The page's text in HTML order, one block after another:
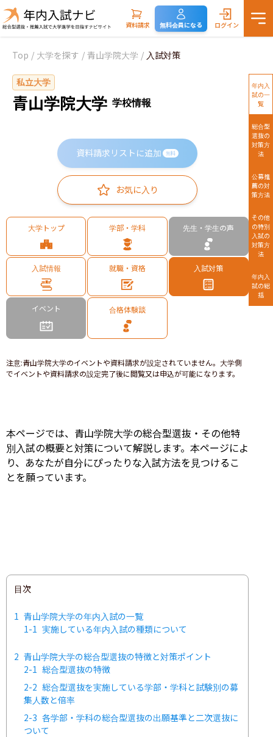
資料請求 無料会員になる ログイン
Top / 大学を探す / 青山学院大学 / 入試対策
私立大学
青山学院大学 学校情報
資料請求リストに追加 無料
お気に入り
大学トップ 学部・学科 先生・学生の声
入試情報 就職・資格 入試対策
イベント 合格体験談
注意:青山学院大学のイベントや資料請求が設定されていません。大学側
でイベントや資料請求の設定完了後に閲覧又は申込が可能になります。
本ページでは、青山学院大学の総合型選抜・その他特
別入試の概要と対策について解説します。 本ページによ
り、あなたが自分にぴったりな入試方法を見つけるこ
とを願っています。
目次
1 青山学院大学の年内入試の一覧
1-1 実施している年内入試の種類について
2 青山学院大学の総合型選抜の特徴と対策ポイント
2-1 総合型選抜の特徴
2-2 総合型選抜を実施している学部・学科と試験別の募
集人数と倍率
2-3 各学部・学科の総合型選抜の出願基準と二次選抜に
ついて
年内入
試の一
覧
総合型
選抜の
対策方
法
公募推
薦の対
策方法
その他
の特別
入試の
対策方
法
年内入
試の総
括